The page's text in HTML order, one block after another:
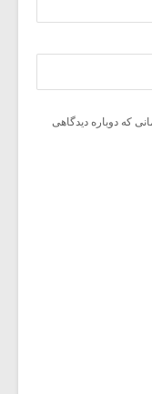
که دوباره دیدگاهی